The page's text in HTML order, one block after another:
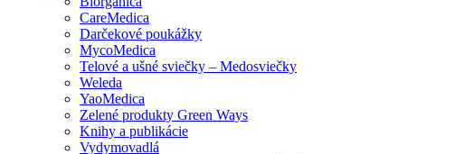
CareMedica
Darčekové poukážky
MycoMedica
Telové a ušné sviečky – Medosviečky
Weleda
YaoMedica
Zelené produkty Green Ways
Knihy a publikácie
Vydymovadlá